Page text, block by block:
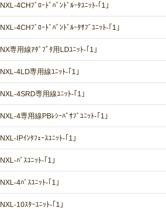
NXL-4CHﾌﾞﾛｰﾄﾞﾊﾞﾝﾄﾞﾙｰﾀﾕﾆｯﾄ-｢1｣
NXL-4CHﾌﾞﾛｰﾄﾞﾊﾞﾝﾄﾞﾙｰﾀｻﾌﾞﾕﾆｯﾄ-｢1｣
NX専用線ｱﾀﾞﾌﾟﾀ用LDﾕﾆｯﾄ-｢1｣
NXL-4LD専用線ﾕﾆｯﾄ-｢1｣
NXL-4SRD専用線ﾕﾆｯﾄ-｢1｣
NXL-4専用線PBﾚｼｰﾊﾞｻﾌﾞﾕﾆｯﾄ-｢1｣
NXL-IPｲﾝﾀﾌｪｰｽﾕﾆｯﾄ-｢1｣
NXL-ﾊﾞｽﾕﾆｯﾄ-｢1｣
NXL-4ﾊﾞｽﾕﾆｯﾄ-｢1｣
NXL-10ｽﾀｰﾕﾆｯﾄ-｢1｣